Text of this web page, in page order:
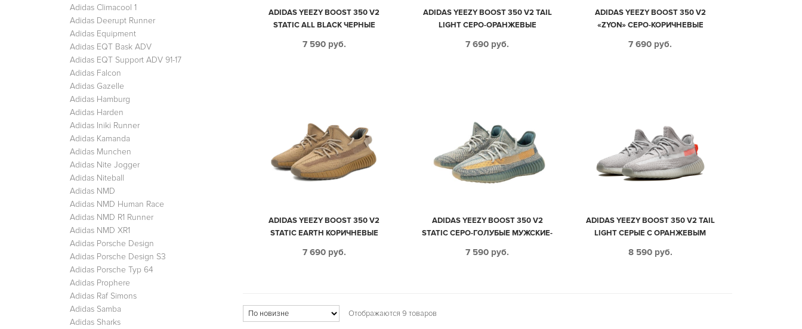
ADIDAS YEEZY BOOST 350 V2
STATIC ALL BLACK ЧЕРНЫЕ
7 590 руб.
ADIDAS YEEZY BOOST 350 V2 TAIL
LIGHT СЕРО-ОРАНЖЕВЫЕ
7 690 руб.
ADIDAS YEEZY BOOST 350 V2
«ZYON» СЕРО-КОРИЧНЕВЫЕ
7 690 руб.
ADIDAS YEEZY BOOST 350 V2
STATIC EARTH КОРИЧНЕВЫЕ
7 690 руб.
ADIDAS YEEZY BOOST 350 V2
STATIC СЕРО-ГОЛУБЫЕ МУЖСКИЕ-
7 590 руб.
ADIDAS YEEZY BOOST 350 V2 TAIL
LIGHT СЕРЫЕ С ОРАНЖЕВЫМ
8 590 руб.
Отображаются 9 товаров
Adidas Climacool 1
Adidas Deerupt Runner
Adidas Equipment
Adidas EQT Bask ADV
Adidas EQT Support ADV 91-17
Adidas Falcon
Adidas Gazelle
Adidas Hamburg
Adidas Harden
Adidas Iniki Runner
Adidas Kamanda
Adidas Munchen
Adidas Nite Jogger
Adidas Niteball
Adidas NMD
Adidas NMD Human Race
Adidas NMD R1 Runner
Adidas NMD XR1
Adidas Porsche Design
Adidas Porsche Design S3
Adidas Porsche Typ 64
Adidas Prophere
Adidas Raf Simons
Adidas Samba
Adidas Sharks